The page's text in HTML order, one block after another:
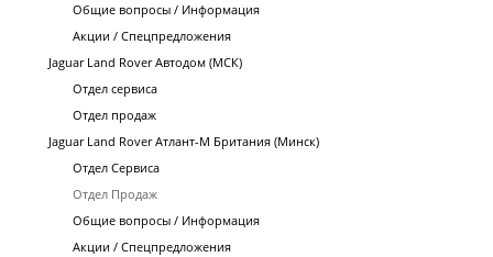
Общие вопросы / Информация
Акции / Спецпредложения
Jaguar Land Rover Автодом (МСК)
Отдел сервиса
Отдел продаж
Jaguar Land Rover Атлант-М Британия (Минск)
Отдел Сервиса
Отдел Продаж
Общие вопросы / Информация
Акции / Спецпредложения